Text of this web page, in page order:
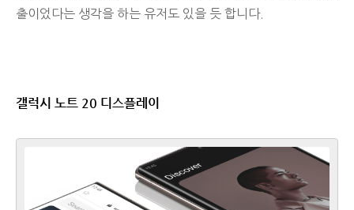
출이었다는 생각을 하는 유저도 있을 듯 합니다.
갤럭시 노트 20 디스플레이